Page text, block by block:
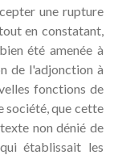
une rupture
en constatant,
été amenée à
de l'adjonction à
fonctions de
société, que cette
non dénié de
établissait les